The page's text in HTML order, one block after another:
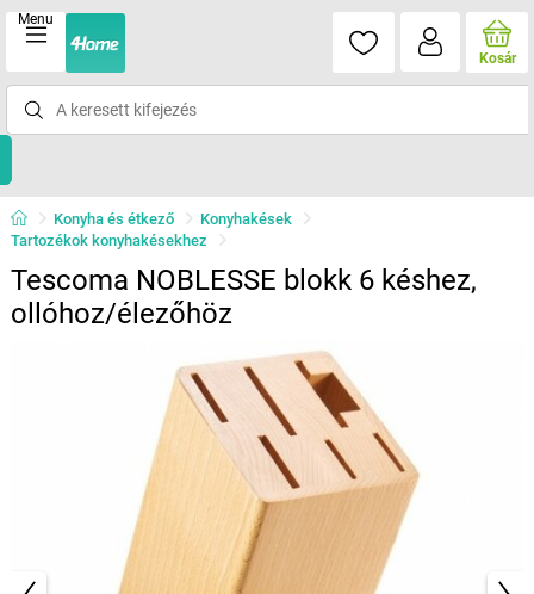
Menu
Kosár
Konyha és étkező
Konyhakések
Tartozékok konyhakésekhez
Tescoma NOBLESSE blokk 6 késhez,
ollóhoz/élezőhöz